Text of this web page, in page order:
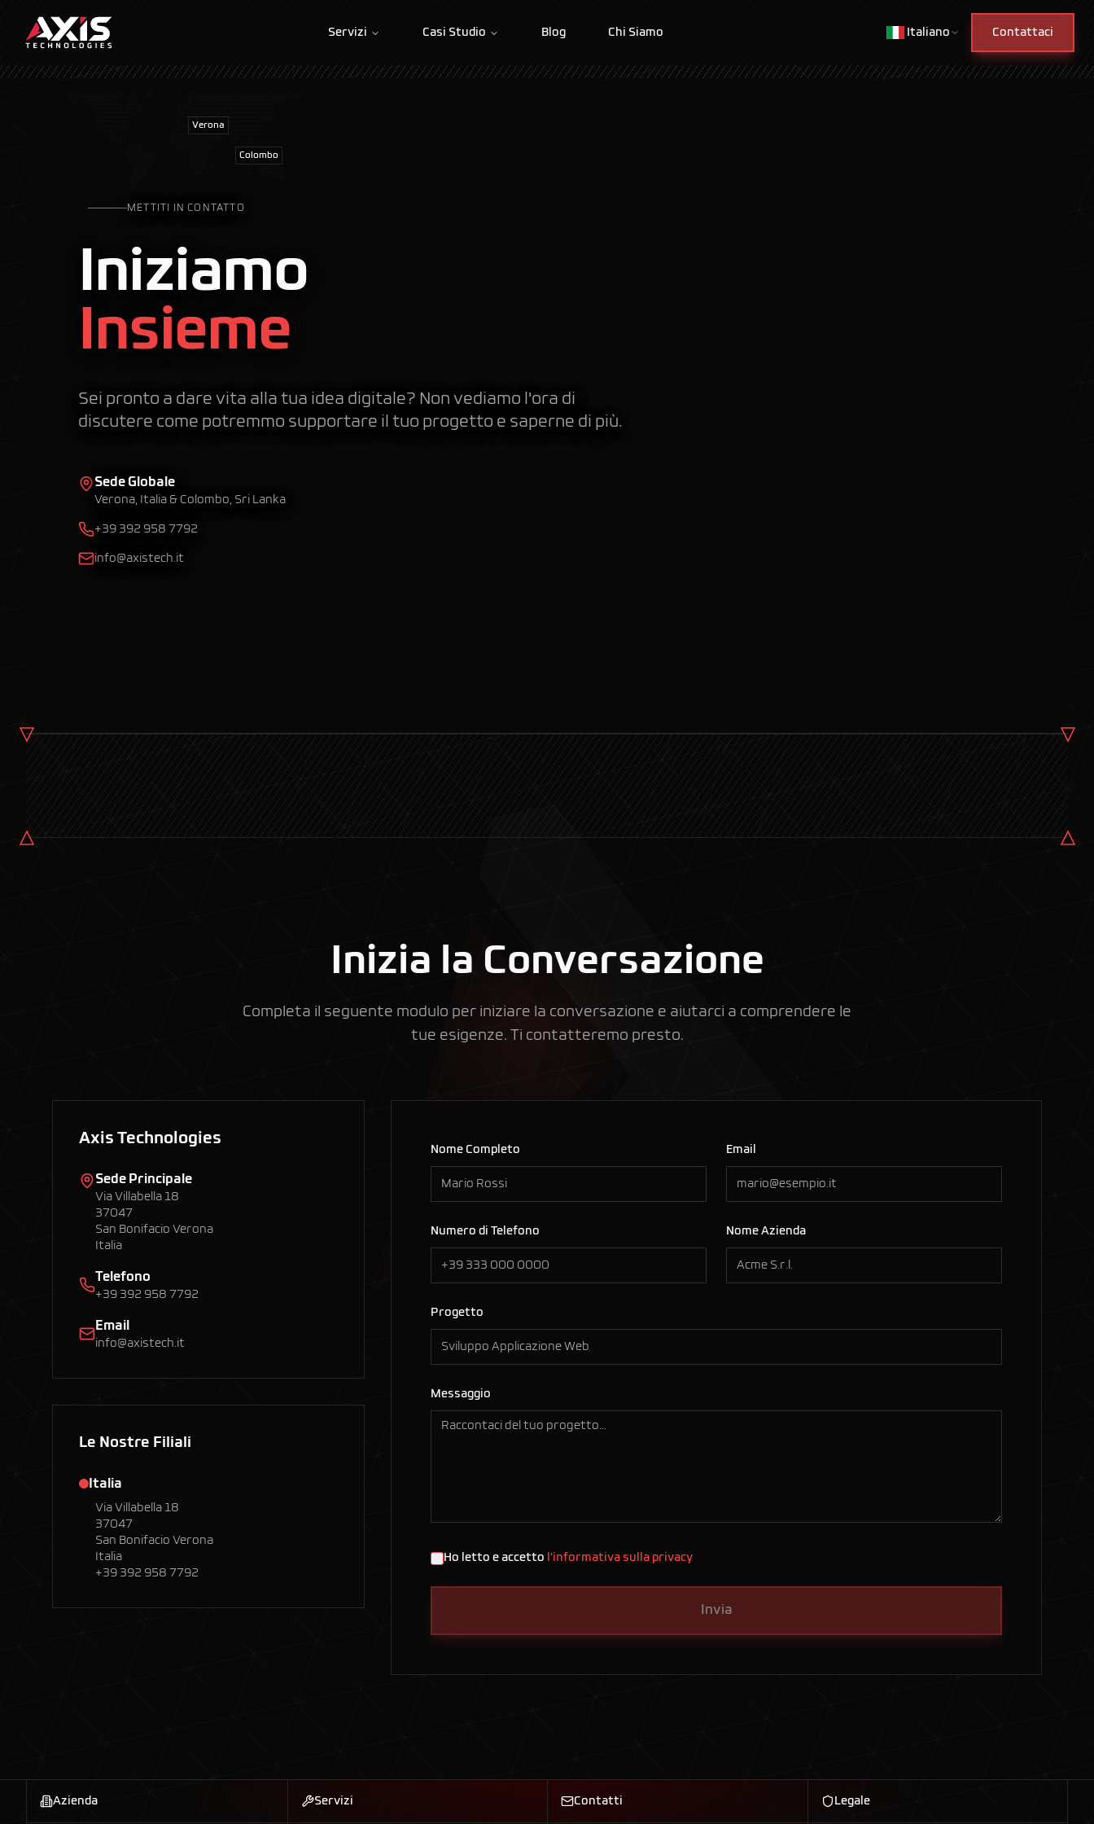
Servizi Casi Studio Blog Chi Siamo Italiano Contattaci
Verona
Colombo
METTITI IN CONTATTO
Iniziamo
Insieme
Sei pronto a dare vita alla tua idea digitale? Non vediamo l'ora di
discutere come potremmo supportare il tuo progetto e saperne di più.
Sede Globale
Verona, Italia & Colombo, Sri Lanka
+39 392 958 7792
info@axistech.it
Inizia la Conversazione
Completa il seguente modulo per iniziare la conversazione e aiutarci a comprendere le
tue esigenze. Ti contatteremo presto.
Axis Technologies
Sede Principale
Via Villabella 18
37047
San Bonifacio Verona
Italia
Telefono
+39 392 958 7792
Email
info@axistech.it
Le Nostre Filiali
Italia
Via Villabella 18
37047
San Bonifacio Verona
Italia
+39 392 958 7792
Nome Completo Email
Numero di Telefono Nome Azienda
Progetto
Messaggio
Ho letto e accetto l'informativa sulla privacy
Invia
Azienda Servizi Contatti Legale